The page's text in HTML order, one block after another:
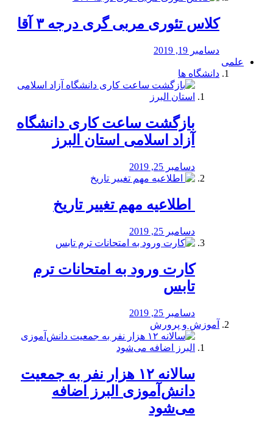
کلاس تئوری مربی گری درجه ۳ آقا
دسامبر 19, 2019
علمی
دانشگاه ها
بازگشت ساعت کاری دانشگاه
آزاد اسلامی استان البرز
دسامبر 25, 2019
️ اطلاعیه مهم تغییر تاریخ
دسامبر 25, 2019
کارت ورود به امتحانات ترم
تابس
دسامبر 25, 2019
آموزش و پرورش
️سالانه ۱۲ هزار نفر به جمعیت
دانش‌آموزی البرز اضافه
می‌شود